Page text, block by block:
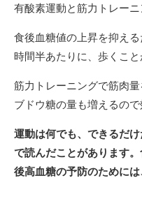
有酸素運動と筋力トレーニ
食後血糖値の上昇を抑え
時間半あたりに、歩くこと
筋力トレーニングで筋肉
ブドウ糖の量も増えるので
運動は何でも、できるだ
で読んだことがあります
後高血糖の予防のために